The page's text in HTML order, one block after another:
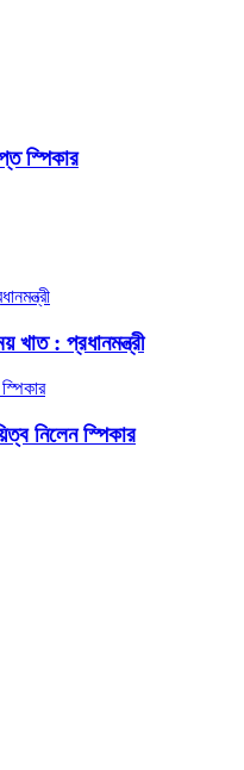
স্পিকার
খাত : প্রধানমন্ত্রী
নিলেন স্পিকার